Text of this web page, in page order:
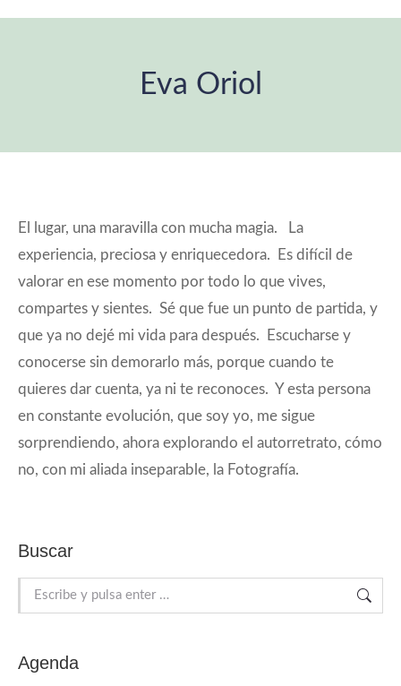
Eva Oriol
El lugar, una maravilla con mucha magia. La
experiencia, preciosa y enriquecedora. Es difícil de
valorar en ese momento por todo lo que vives,
compartes y sientes. Sé que fue un punto de partida, y
que ya no dejé mi vida para después. Escucharse y
conocerse sin demorarlo más, porque cuando te
quieres dar cuenta, ya ni te reconoces. Y esta persona
en constante evolución, que soy yo, me sigue
sorprendiendo, ahora explorando el autorretrato, cómo
no, con mi aliada inseparable, la Fotografía.
Buscar
Buscar:
Agenda